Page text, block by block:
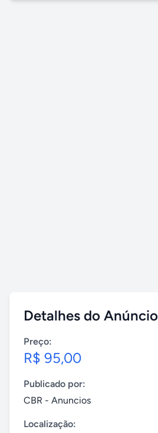
Detalhes do Anúncio
Preço:
R$ 95,00
Publicado por:
CBR - Anuncios
Localização: